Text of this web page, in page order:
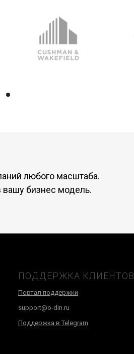
любого масштаба.
вашу бизнес модель.
ПОДДЕРЖКА КЛИЕНТОВ
Портал поддержки
support@o-din.ru
Поддержка в Telegram